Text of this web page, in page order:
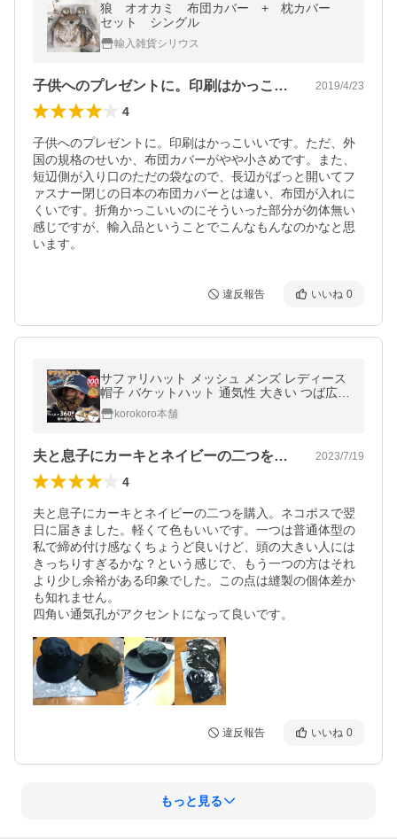
狼 オオカミ 布団カバー + 枕カバー
セット シングル
輸入雑貨シリウス
子供へのプレゼントに。印刷はかっこいい… 2019/4/23
4
子供へのプレゼントに。印刷はかっこいいです。ただ、外
国の規格のせいか、布団カバーがやや小さめです。また、
短辺側が入り口のただの袋なので、長辺がばっと開いてフ
ァスナー閉じの日本の布団カバーとは違い、布団が入れに
くいです。折角かっこいいのにそういった部分が勿体無い
感じですが、輸入品ということでこんなもんなのかなと思
います。
違反報告 いいね 0
サファリハット メッシュ メンズ レディース
帽子 バケットハット 通気性 大きい つば広帽
ハット 夏物 あご紐 アウトドア
korokoro本舗
夫と息子にカーキとネイビーの二つを購入… 2023/7/19
4
夫と息子にカーキとネイビーの二つを購入。ネコポスで翌
日に届きました。軽くて色もいいです。一つは普通体型の
私で締め付け感なくちょうど良いけど、頭の大きい人には
きっちりすぎるかな？という感じで、もう一つの方はそれ
より少し余裕がある印象でした。この点は縫製の個体差か
も知れません。
四角い通気孔がアクセントになって良いです。
違反報告 いいね 0
もっと見る